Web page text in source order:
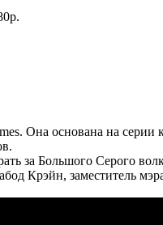
Она основана на серии
за Большого Серого
Крэйн, заместитель